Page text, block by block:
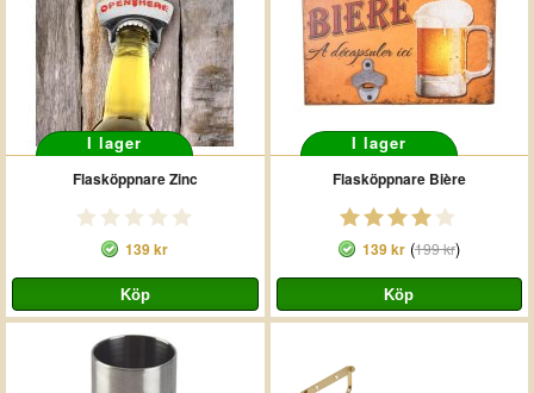
I lager
Flasköppnare Zinc
139 kr
I lager
Flasköppnare Bière
139 kr(199 kr)